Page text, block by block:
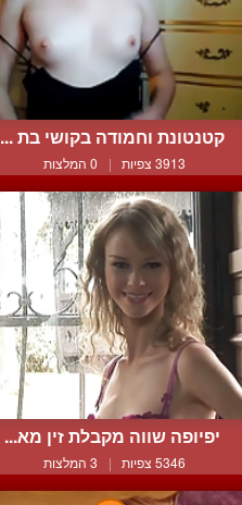
קטנטונת וחמודה בקושי בת ...
3913 צפיות | 0 המלצות
יפיופה שווה מקבלת זין מא...
5346 צפיות | 3 המלצות